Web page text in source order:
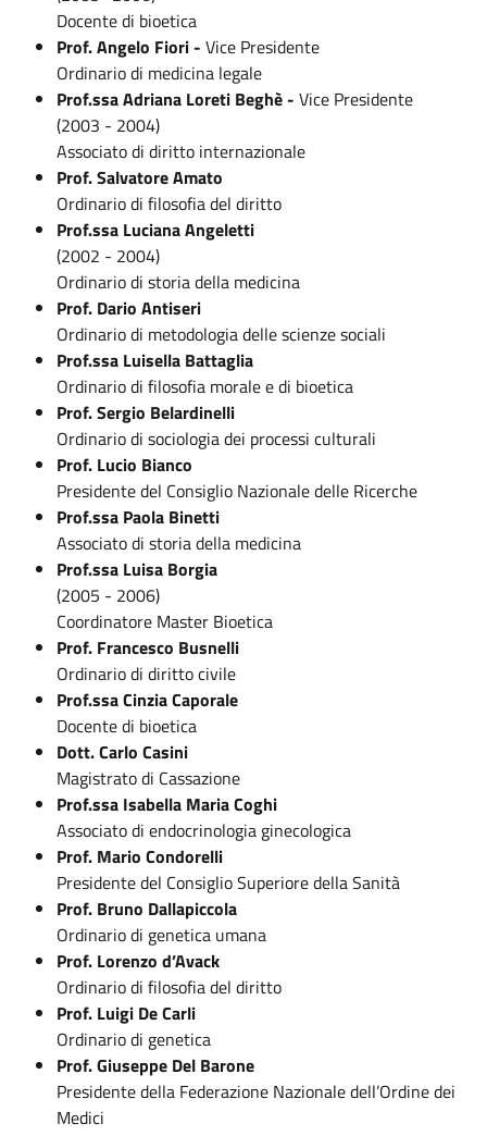
Docente di bioetica
Prof. Angelo Fiori - Vice Presidente
Ordinario di medicina legale
Prof.ssa Adriana Loreti Beghè - Vice Presidente
(2003 - 2004)
Associato di diritto internazionale
Prof. Salvatore Amato
Ordinario di filosofia del diritto
Prof.ssa Luciana Angeletti
(2002 - 2004)
Ordinario di storia della medicina
Prof. Dario Antiseri
Ordinario di metodologia delle scienze sociali
Prof.ssa Luisella Battaglia
Ordinario di filosofia morale e di bioetica
Prof. Sergio Belardinelli
Ordinario di sociologia dei processi culturali
Prof. Lucio Bianco
Presidente del Consiglio Nazionale delle Ricerche
Prof.ssa Paola Binetti
Associato di storia della medicina
Prof.ssa Luisa Borgia
(2005 - 2006)
Coordinatore Master Bioetica
Prof. Francesco Busnelli
Ordinario di diritto civile
Prof.ssa Cinzia Caporale
Docente di bioetica
Dott. Carlo Casini
Magistrato di Cassazione
Prof.ssa Isabella Maria Coghi
Associato di endocrinologia ginecologica
Prof. Mario Condorelli
Presidente del Consiglio Superiore della Sanità
Prof. Bruno Dallapiccola
Ordinario di genetica umana
Prof. Lorenzo d’Avack
Ordinario di filosofia del diritto
Prof. Luigi De Carli
Ordinario di genetica
Prof. Giuseppe Del Barone
Presidente della Federazione Nazionale dell’Ordine dei
Medici